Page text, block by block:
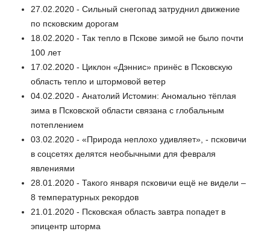
27.02.2020 - Сильный снегопад затруднил движение
по псковским дорогам
18.02.2020 - Так тепло в Пскове зимой не было почти
100 лет
17.02.2020 - Циклон «Дэннис» принёс в Псковскую
область тепло и штормовой ветер
04.02.2020 - Анатолий Истомин: Аномально тёплая
зима в Псковской области связана с глобальным
потеплением
03.02.2020 - «Природа неплохо удивляет», - псковичи
в соцсетях делятся необычными для февраля
явлениями
28.01.2020 - Такого января псковичи ещё не видели –
8 температурных рекордов
21.01.2020 - Псковская область завтра попадет в
эпицентр шторма